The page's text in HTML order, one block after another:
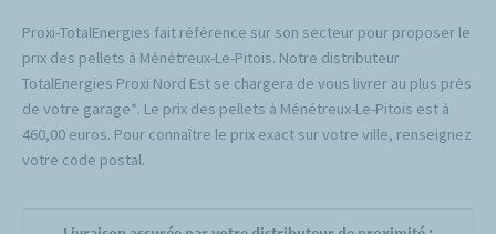
Proxi-TotalEnergies fait référence sur son secteur pour proposer le
prix des pellets à Ménétreux-Le-Pitois. Notre distributeur
TotalEnergies Proxi Nord Est se chargera de vous livrer au plus près
de votre garage*. Le prix des pellets à Ménétreux-Le-Pitois est à
460,00 euros. Pour connaître le prix exact sur votre ville, renseignez
votre code postal.